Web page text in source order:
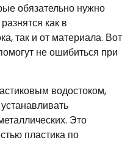
обязательно нужно
как в
так и от материала. Вот
не ошибиться при
водостоком,
Это
пластика по